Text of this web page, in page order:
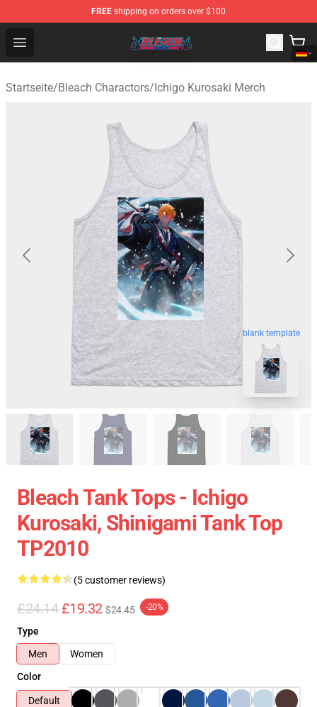
FREE shipping on orders over $100
Open menu
Bleach Store - Official Bleach Merchandise Shop
Startseite/Bleach Charactors/Ichigo Kurosaki Merch
blank template
Bleach Tank Tops - Ichigo
Kurosaki, Shinigami Tank Top
TP2010
(5 customer reviews)
£24.14 £19.32 $24.45 -20%
Type
Men
Women
Color
Default